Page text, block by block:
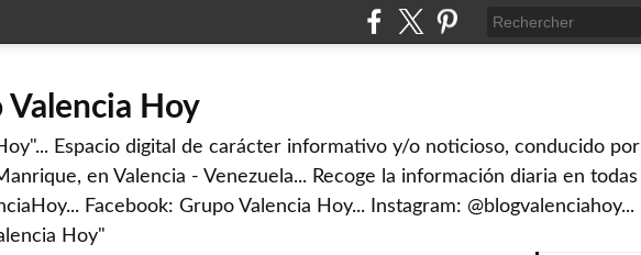
Hoy
Espacio digital de carácter informativo y/o noticioso, conducido por
en Valencia - Venezuela... Recoge la información diaria en todas
Facebook: Grupo Valencia Hoy... Instagram: @blogvalenciahoy...
Hoy"